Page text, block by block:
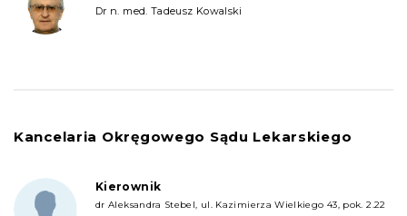
Dr n. med. Tadeusz Kowalski
Kancelaria Okręgowego Sądu Lekarskiego
Kierownik
dr Aleksandra Stebel, ul. Kazimierza Wielkiego 43, pok. 2.22